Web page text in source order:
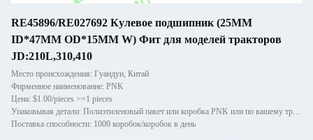
RE45896/RE027692 Кулевое подшипник (25MM
ID*47MM OD*15MM W) Фит для моделей тракторов
JD:210L,310,410
Место происхождения: Гуандун, Китай
Фирменное наименование: PNK
Цена: $1.00/pieces >=1 pieces
Упаковывая детали: Полиэтиленовый пакет или коробка PNK или по вашему требованию.
Поставка способности: 1000 коробок/коробок в день